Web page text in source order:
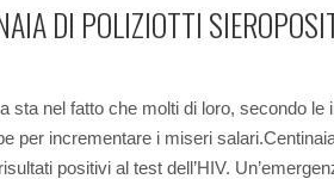
DI POLIZIOTTI
sta nel fatto che molti di loro, secondo le
per incrementare i miseri salari.
positivi al test dell’HIV.